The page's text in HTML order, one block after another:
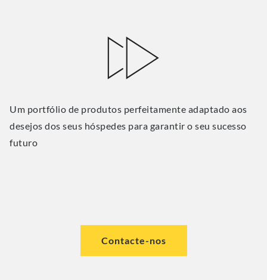
Um portfólio de produtos perfeitamente adaptado aos
desejos dos seus hóspedes para garantir o seu sucesso
futuro
Contacte-nos